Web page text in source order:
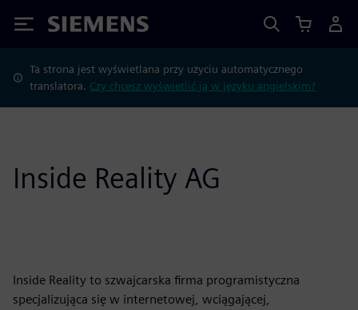
Siemens
Ta strona jest wyświetlana przy użyciu automatycznego
translatora. Czy chcesz wyświetlić ją w języku angielskim?
Inside Reality AG
Inside Reality to szwajcarska firma programistyczna
specjalizująca się w internetowej, wciągającej,